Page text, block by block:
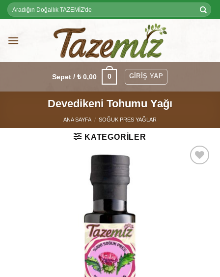
Skip
to
Ara:
Sepet / ₺0,00 0 GIRIŞ YAP
Devedikeni Tohumu Yağı
ANA SAYFA / SOĞUK PRES YAĞLAR
KATEGORILER